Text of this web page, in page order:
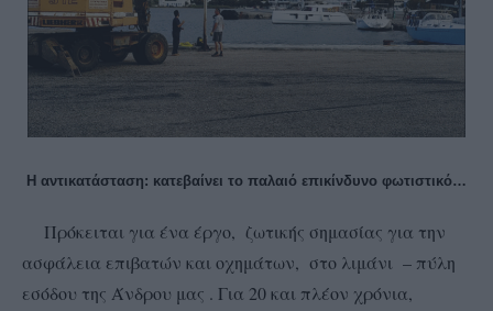
Η αντικατάσταση: κατεβαίνει το παλαιό επικίνδυνο φωτιστικό…
Πρόκειται για ένα έργο, ζωτικής σημασίας για την
ασφάλεια επιβατών και οχημάτων, στο λιμάνι – πύλη
εσόδου της Άνδρου μας . Για 20 και πλέον χρόνια,